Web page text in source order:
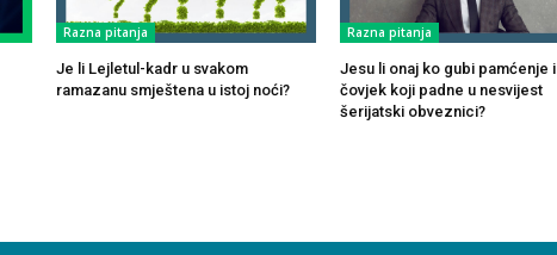
Razna pitanja
Je li Lejletul-kadr u svakom
ramazanu smještena u istoj noći?
Razna pitanja
Jesu li onaj ko gubi pamćenje i
čovjek koji padne u nesvijest
šerijatski obveznici?